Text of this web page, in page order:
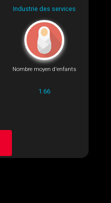
Industrie des services
Nombre moyen d'enfants
1.66